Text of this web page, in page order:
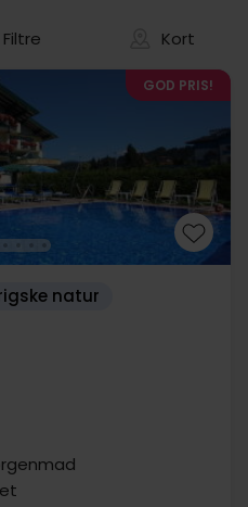
Filtre Kort
GOD PRIS!
natur